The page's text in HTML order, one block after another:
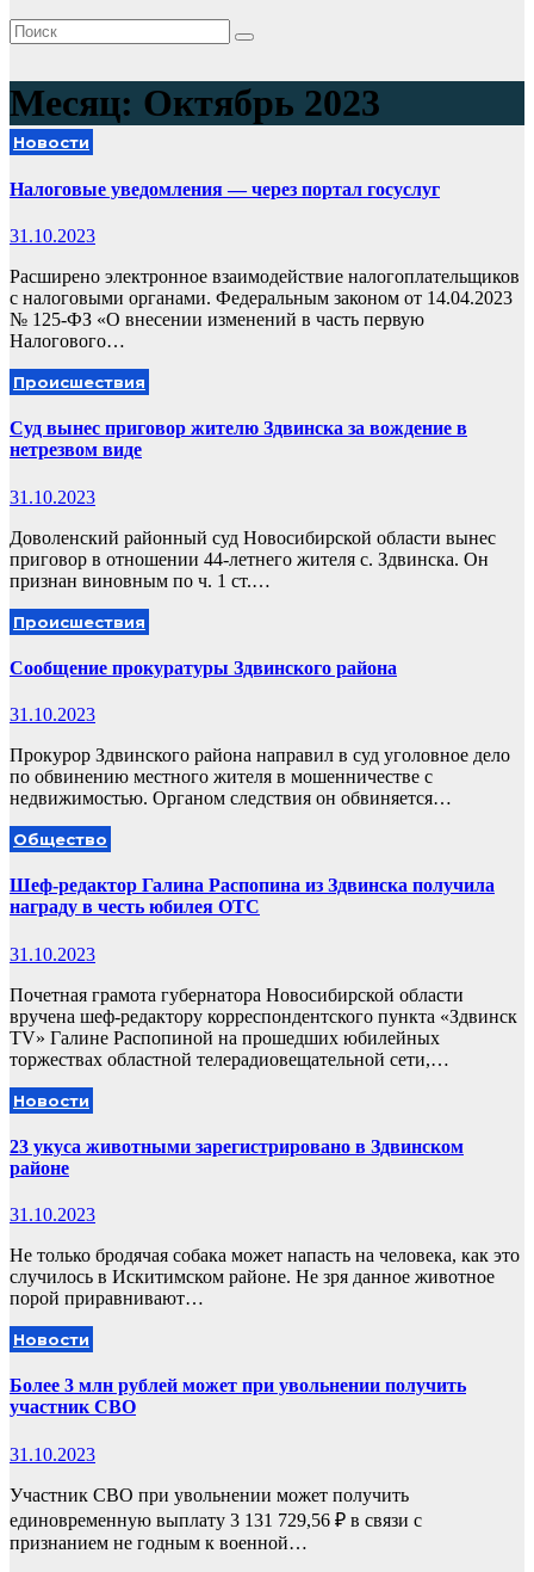
Месяц: Октябрь 2023
Новости
Налоговые уведомления — через портал госуслуг
31.10.2023
Расширено электронное взаимодействие налогоплательщиков
с налоговыми органами. Федеральным законом от 14.04.2023
№ 125-ФЗ «О внесении изменений в часть первую
Налогового…
Происшествия
Суд вынес приговор жителю Здвинска за вождение в
нетрезвом виде
31.10.2023
Доволенский районный суд Новосибирской области вынес
приговор в отношении 44-летнего жителя с. Здвинска. Он
признан виновным по ч. 1 ст.…
Происшествия
Сообщение прокуратуры Здвинского района
31.10.2023
Прокурор Здвинского района направил в суд уголовное дело
по обвинению местного жителя в мошенничестве с
недвижимостью. Органом следствия он обвиняется…
Общество
Шеф-редактор Галина Распопина из Здвинска получила
награду в честь юбилея ОТС
31.10.2023
Почетная грамота губернатора Новосибирской области
вручена шеф-редактору корреспондентского пункта «Здвинск
ТV» Галине Распопиной на прошедших юбилейных
торжествах областной телерадиовещательной сети,…
Новости
23 укуса животными зарегистрировано в Здвинском
районе
31.10.2023
Не только бродячая собака может напасть на человека, как это
случилось в Искитимском районе. Не зря данное животное
порой приравнивают…
Новости
Более 3 млн рублей может при увольнении получить
участник СВО
31.10.2023
Участник СВО при увольнении может получить
единовременную выплату 3 131 729,56 ₽ в связи с
признанием не годным к военной…